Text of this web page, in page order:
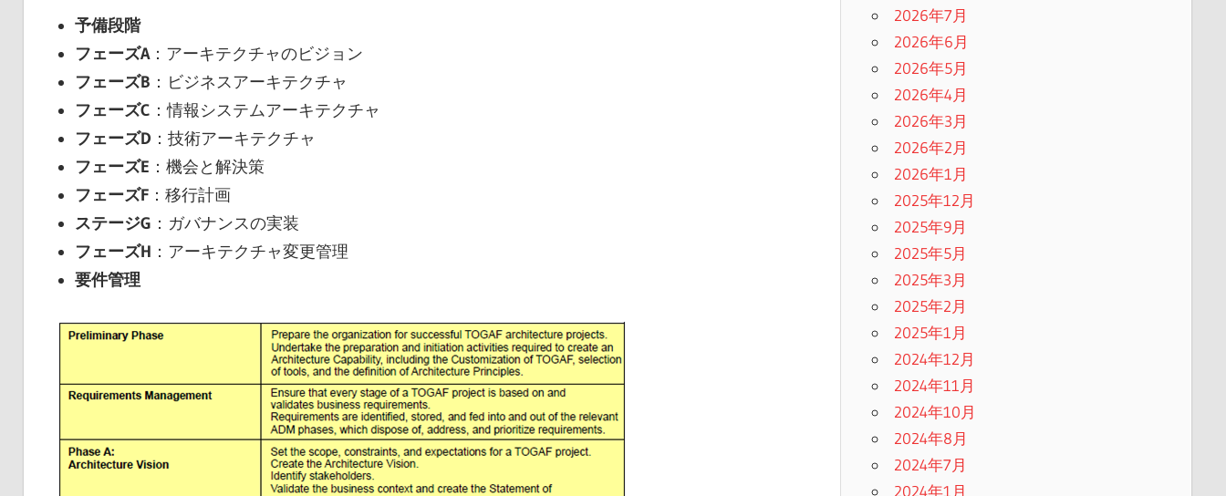
予備段階
フェーズA：アーキテクチャのビジョン
フェーズB ：ビジネスアーキテクチャ
フェーズC ：情報システムアーキテクチャ
フェーズD ：技術アーキテクチャ
フェーズE ：機会と解決策
フェーズF ：移行計画
ステージG ：ガバナンスの実装
フェーズH ：アーキテクチャ変更管理
要件管理
2026年7月
2026年6月
2026年5月
2026年4月
2026年3月
2026年2月
2026年1月
2025年12月
2025年9月
2025年5月
2025年3月
2025年2月
2025年1月
2024年12月
2024年11月
2024年10月
2024年8月
2024年7月
2024年1月